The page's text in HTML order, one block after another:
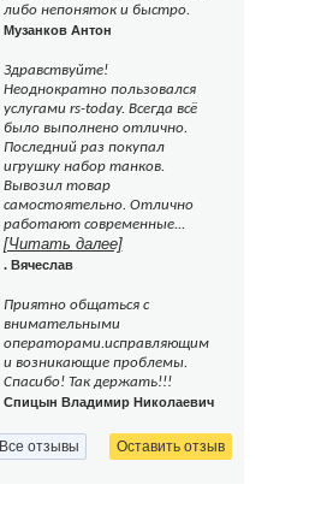
либо непоняток и быстро.
Музанков Антон
Здравствуйте!
Неоднократно пользовался
услугами rs-today. Всегда всё
было выполнено отлично.
Последний раз покупал
игрушку набор танков.
Вывозил товар
самостоятельно. Отлично
работают современные...
[Читать далее]
. Вячеслав
Приятно общаться с
внимательными
операторами.исправляющим
и возникающие проблемы.
Спасибо! Так держать!!!
Спицын Владимир Николаевич
Все отзывы Оставить отзыв